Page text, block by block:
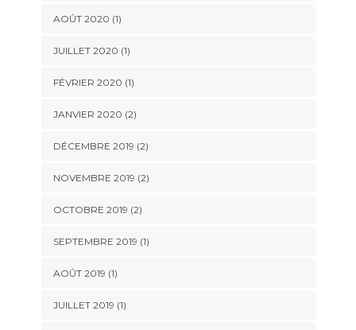
AOÛT 2020 (1)
JUILLET 2020 (1)
FÉVRIER 2020 (1)
JANVIER 2020 (2)
DÉCEMBRE 2019 (2)
NOVEMBRE 2019 (2)
OCTOBRE 2019 (2)
SEPTEMBRE 2019 (1)
AOÛT 2019 (1)
JUILLET 2019 (1)